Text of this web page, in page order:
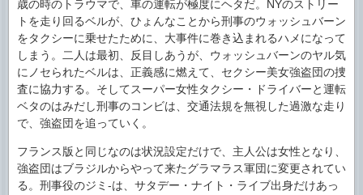
歳の時のトラウマで、車の運転が極度にヘタだ。NYのストリー
トを走り回るベルが、ひょんなことから刑事のウォッシュバーン
をタクシーに乗せたために、大事件に巻き込まれるハメになって
しまう。二人は最初、反目しあうが、ウォッシュバーンのヤル気
にノセられたベルは、正義感に燃えて、セクシー美女強盗団の捜
査に協力する。そしてスーパー女性タクシー・ドライバーと運転
ベタのはみだし刑事のコンビは、交通法規を無視した過激な走り
で、強盗団を追っていく。
フランス版と同じなのは状況設定だけで、主人公は女性となり、
強盗団はブラジルからやって来たグラマラス軍団に変更されてい
る。刑事役のジミ-は、サタデー・ナイト・ライブ出身だけあっ